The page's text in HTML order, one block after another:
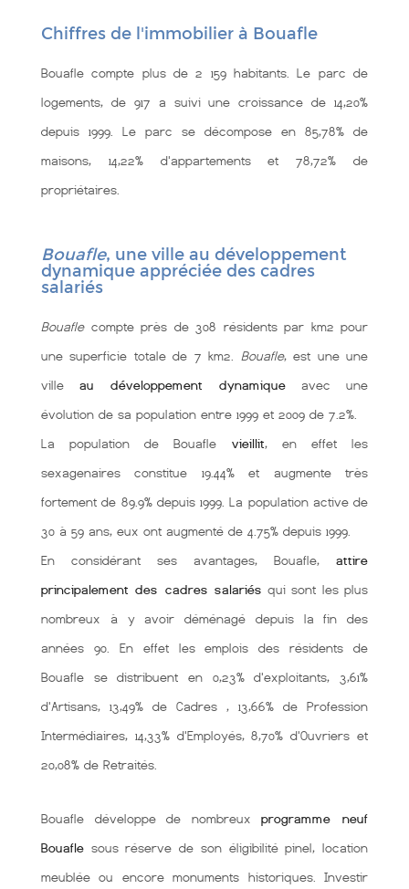
Chiffres de l'immobilier à Bouafle
Bouafle compte plus de 2 159 habitants. Le parc de
logements, de 917 a suivi une croissance de 14,20%
depuis 1999. Le parc se décompose en 85,78% de
maisons, 14,22% d'appartements et 78,72% de
propriétaires.
Bouafle, une ville au développement
dynamique appréciée des cadres
salariés
Bouaflecompte près de 308 résidents par km2 pour
une superficie totale de 7 km2. Bouafle, est une une
ville au développement dynamique avec une
évolution de sa population entre 1999 et 2009 de 7.2%.
La population de Bouafle vieillit, en effet les
sexagenaires constitue 19.44% et augmente très
fortement de 89.9% depuis 1999. La population active de
30 à 59 ans, eux ont augmenté de 4.75% depuis 1999.
En considérant ses avantages, Bouafle, attire
principalement des cadres salariés qui sont les plus
nombreux à y avoir déménagé depuis la fin des
années 90. En effet les emplois des résidents de
Bouafle se distribuent en 0,23% d'exploitants, 3,61%
d'Artisans, 13,49% de Cadres , 13,66% de Profession
Intermédiaires, 14,33% d'Employés, 8,70% d'Ouvriers et
20,08% de Retraités.
Bouafle développe de nombreuxprogramme neuf
Bouafle sous réserve de son éligibilité pinel, location
meublée ou encore monuments historiques. Investir